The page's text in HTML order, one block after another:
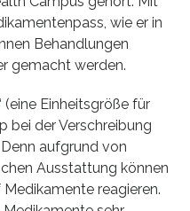
wie er in
Behandlungen
gemacht werden.
Einheitsgröße für
bei der Verschreibung
aufgrund von
Ausstattung können
reagieren.